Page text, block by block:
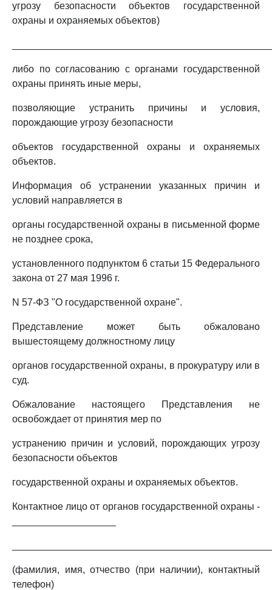
угрозу безопасности объектов государственной
охраны и охраняемых объектов)
либо по согласованию с органами государственной
охраны принять иные меры,
позволяющие устранить причины и условия,
порождающие угрозу безопасности
объектов государственной охраны и охраняемых
объектов.
Информация об устранении указанных причин и
условий направляется в
органы государственной охраны в письменной форме
не позднее срока,
установленного подпунктом 6 статьи 15 Федерального
закона от 27 мая 1996 г.
N 57-ФЗ "О государственной охране".
Представление может быть обжаловано
вышестоящему должностному лицу
органов государственной охраны, в прокуратуру или в
суд.
Обжалование настоящего Представления не
освобождает от принятия мер по
устранению причин и условий, порождающих угрозу
безопасности объектов
государственной охраны и охраняемых объектов.
Контактное лицо от органов государственной охраны -
(фамилия, имя, отчество (при наличии), контактный
телефон)